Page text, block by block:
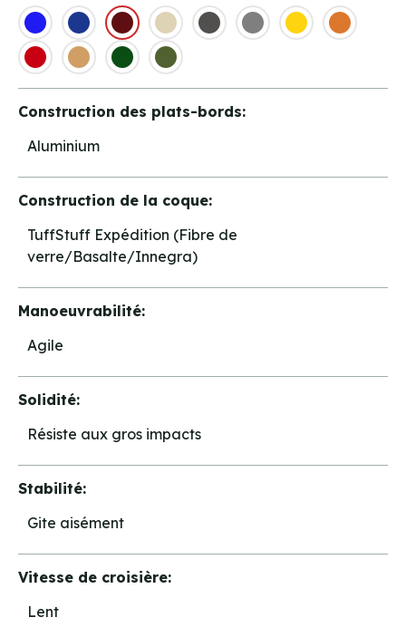
Construction des plats-bords:
Aluminium
Construction de la coque:
TuffStuff Expédition (Fibre de
verre/Basalte/Innegra)
Manoeuvrabilité:
Agile
Solidité:
Résiste aux gros impacts
Stabilité:
Gite aisément
Vitesse de croisière:
Lent